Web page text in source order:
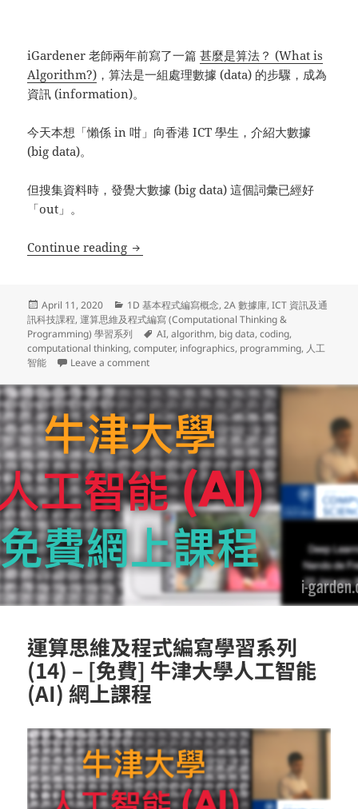
iGardener 老師兩年前寫了一篇甚麼是算法？ (What is
Algorithm?) ，算法是一組處理數據 (data) 的步驟，成為
資訊 (information)。
今天本想「懶係 in 咁」向香港 ICT 學生，介紹大數據
(big data)。
但搜集資料時，發覺大數據 (big data) 這個詞彙已經好
「out」。
Continue reading 運算思維及程式編寫學習系列 (15) – 由
Posted
on
April 11, 2020 Categories
1D 基本程式編寫概念,2A 數據庫,ICT 資訊及通
訊科技課程,運算思維及程式編寫 (Computational Thinking &
Programming) 學習系列
Tags
AI,algorithm, big data,coding,
computational thinking,computer, infographics, programming, 人工
智能
Leave a commenton 運算思維及程式編寫學習系列 (15) – 由「大
運算思維及程式編寫學習系列
(14) – [免費] 牛津大學人工智能
(AI) 網上課程